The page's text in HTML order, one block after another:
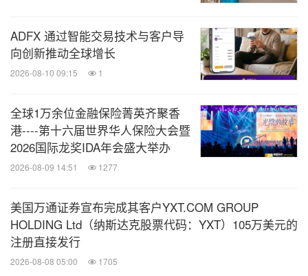
ADFX 通过智能交易技术与客户导
向创新推动全球增长
2026-08-10 09:15 1
全球1万余位金融保险菁英齐聚香
港----第十六届世界华人保险大会暨
2026国际龙奖IDA年会盛大举办
2026-08-09 14:51 1277
美国万通证券宣布完成其客户YXT.COM GROUP
HOLDING Ltd（纳斯达克股票代码：YXT）105万美元的
注册直接发行
2026-08-08 05:00 1705